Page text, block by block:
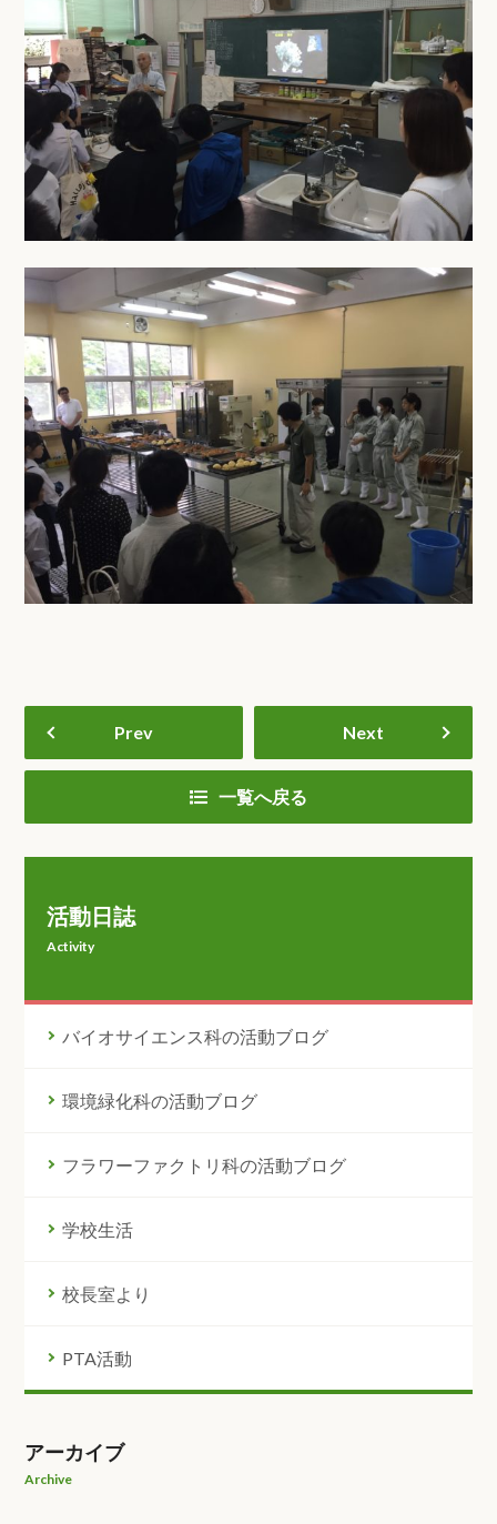
Prev Next
一覧へ戻る
活動日誌
Activity
バイオサイエンス科の活動ブログ
環境緑化科の活動ブログ
フラワーファクトリ科の活動ブログ
学校生活
校長室より
PTA活動
アーカイブ
Archive